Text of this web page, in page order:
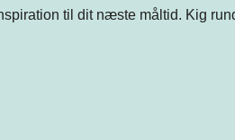
til dit næste måltid. Kig